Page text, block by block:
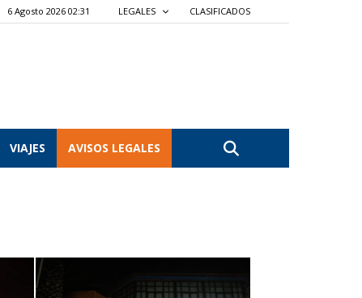
6 Agosto 2026 02:31 LEGALES CLASIFICADOS
VIAJES AVISOS LEGALES